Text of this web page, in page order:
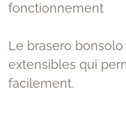
fonctionnement
Le brasero
extensibles qui
facilement.